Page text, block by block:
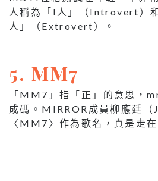
人稱為「I人」（Introvert）
人」（Extrovert）。
5. MM7
「MM7」指「正」的意思，
成碼。MIRROR成員柳應廷
〈MM7〉作為歌名，真是走在